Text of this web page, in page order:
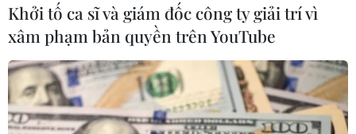
Liên hoan Phim Châu Á lần thứ 4 báo
hiệu nhiều đột phá cho điện ảnh Việt
Nam
27/06/2026 12:45
Khởi tố ca sĩ và giám đốc công ty giải trí vì
xâm phạm bản quyền trên YouTube